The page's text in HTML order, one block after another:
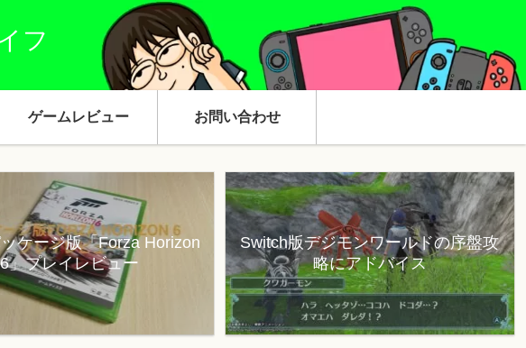
フ
ゲームレビュー お問い合わせ
ケージ版「Forza Horizon
6」プレイレビュー
Switch版デジモンワールドの序盤攻
略にアドバイス